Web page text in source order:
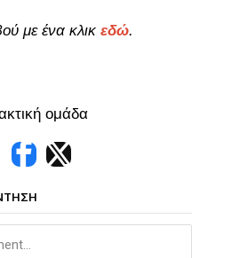
με ένα κλικ εδώ.
ομάδα